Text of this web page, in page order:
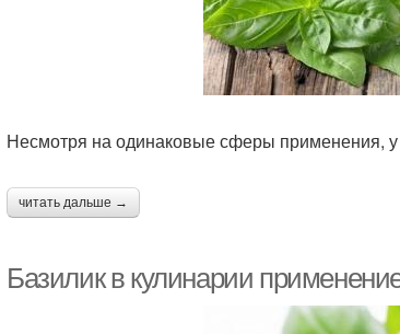
Несмотря на одинаковые сферы применения,
читать дальше →
Базилик в кулинарии